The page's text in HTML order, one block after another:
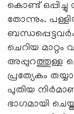
കൊണ്ട്
തോന്നും.
ചെറിയ മാറ്റം
അപ്പുറത്തുള്ള
പ്രത്യേകം
പുതിയ
ഭാഗമായി